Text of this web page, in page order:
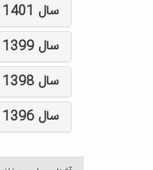
سال 1401 (2)
سال 1399 (1)
سال 1398 (1)
سال 1396 (2)